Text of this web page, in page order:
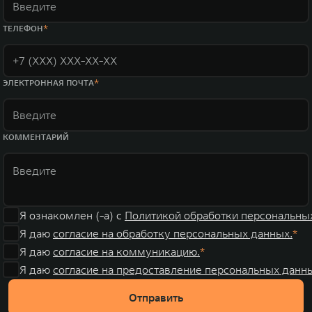
ТЕЛЕФОН
ЭЛЕКТРОННАЯ ПОЧТА
КОММЕНТАРИЙ
Я ознакомлен (-а) с Политикой обработки
Я даю согласие на обработку персональных данных.
Я даю согласие на коммуникацию.
Я даю согласие на предоставление персональных
Отправить